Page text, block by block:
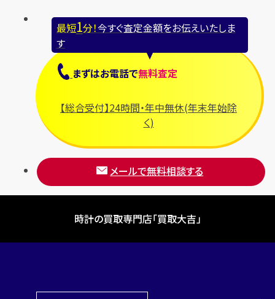
最短1分！今すぐ査定金額をお伝えいたしま
す
まずはお電話で無料査定
【総合受付】24時間・年中無休(年末年始除
く)
メールで無料相談する
時計の買取専門店「買取大吉」